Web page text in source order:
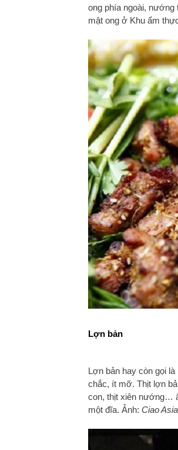
ong phía ngoài, nướng
mật ong ở Khu ẩm
Lợn bản
Lợn bản hay còn gọi là
chắc, ít mỡ. Thịt lợn
con, thịt xiên nướng…
một đĩa. Ảnh: Ciao